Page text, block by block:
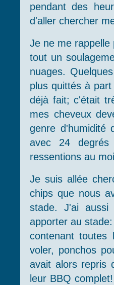
pendant des
d'aller chercher
Je ne me rappelle
tout un
nuages.
plus quittés à
déjà fait; c'était
mes cheveux
genre d'humidité
avec 24 degrés
ressentions au
Je suis allée
chips que nous
stade. J'ai
apporter au
contenant
voler, ponchos
avait alors repris
leur BBQ